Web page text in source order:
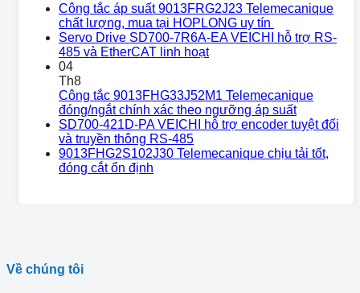
Công tắc áp suất 9013FRG2J23 Telemecanique
chất lượng, mua tại HOPLONG uy tín
Servo Drive SD700-7R6A-EA VEICHI hỗ trợ RS-
485 và EtherCAT linh hoạt
04
Th8
Công tắc 9013FHG33J52M1 Telemecanique
đóng/ngắt chính xác theo ngưỡng áp suất
SD700-421D-PA VEICHI hỗ trợ encoder tuyệt đối
và truyền thông RS-485
9013FHG2S102J30 Telemecanique chịu tải tốt,
đóng cắt ổn định
Về chúng tôi